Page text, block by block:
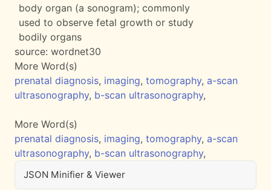
body organ (a sonogram); commonly
used to observe fetal growth or study
bodily organs
source: wordnet30
More Word(s)
prenatal diagnosis, imaging, tomography, a-scan
ultrasonography, b-scan ultrasonography,
More Word(s)
prenatal diagnosis, imaging, tomography, a-scan
ultrasonography, b-scan ultrasonography,
JSON Minifier & Viewer